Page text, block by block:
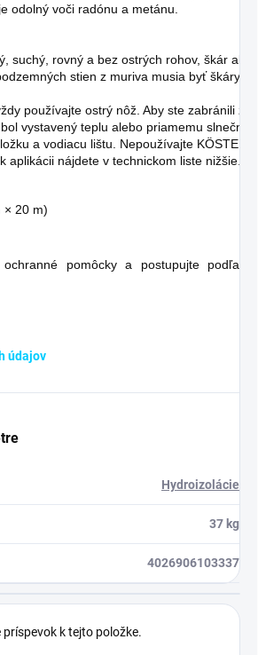
odolný voči radónu a metánu.
suchý, rovný a bez ostrých rohov, škár
stien z muriva musia byť škáry.
používajte ostrý nôž. Aby ste zabránili
vystavený teplu alebo priamemu
a vodiacu lištu. Nepoužívajte KÖSTER
aplikácii nájdete v technickom liste nižšie.
× 20 m)
pomôcky a postupujte podľa
údajov
Hydroizolácie
37 kg
4026906103337
k tejto položke.